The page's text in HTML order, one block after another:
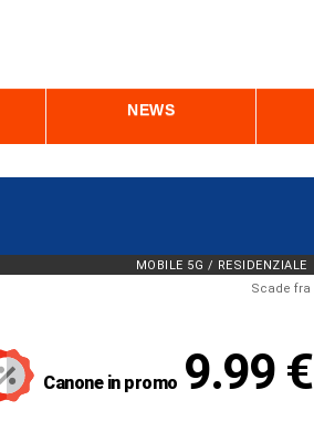
NEWS
MOBILE 5G / RESIDENZIALE
Scade fra
Canone in promo 9.99 €